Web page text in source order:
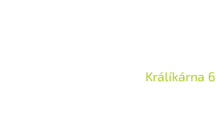
Králíkárna 6